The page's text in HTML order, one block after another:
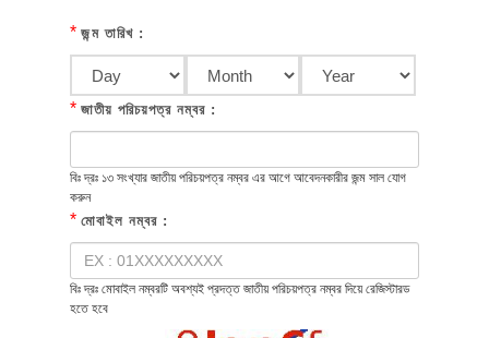
* জন্ম তারিখ :
* জাতীয় পরিচয়পত্র নম্বর :
বিঃ দ্রঃ ১৩ সংখ্যার জাতীয় পরিচয়পত্র নম্বর এর আগে আবেদনকারীর জন্ম সাল যোগ
করুন
* মোবাইল নম্বর :
বিঃ দ্রঃ মোবাইল নম্বরটি অবশ্যই প্রদত্ত জাতীয় পরিচয়পত্র নম্বর দিয়ে রেজিস্টারড
হতে হবে